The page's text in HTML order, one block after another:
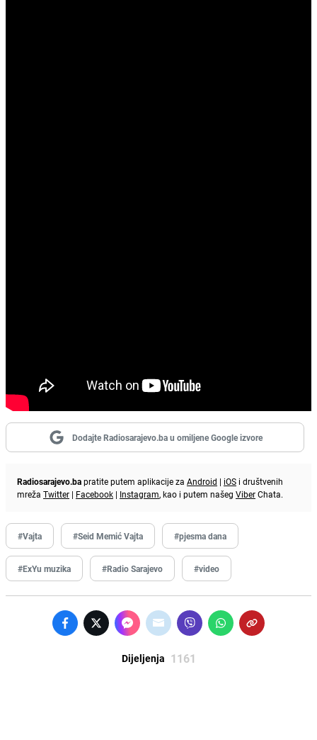
Dodajte Radiosarajevo.ba u omiljene Google izvore
Radiosarajevo.bapratite putem aplikacije za Android | iOS i društvenih
mreža Twitter | Facebook | Instagram, kao i putem našeg ViberChata.
#Vajta #Seid Memić Vajta #pjesma dana
#ExYu muzika #Radio Sarajevo #video
Dijeljenja 1161